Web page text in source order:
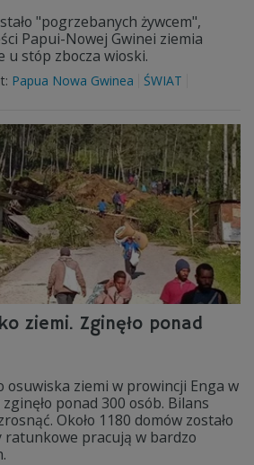
"pogrzebanych żywcem",
Papui-Nowej Gwinei ziemia
u stóp zbocza wioski.
Papua Nowa Gwinea
ŚWIAT
ziemi. Zginęło ponad
osuwiska ziemi w prowincji Enga w
ponad 300 osób. Bilans
Około 1180 domów zostało
ratunkowe pracują w bardzo